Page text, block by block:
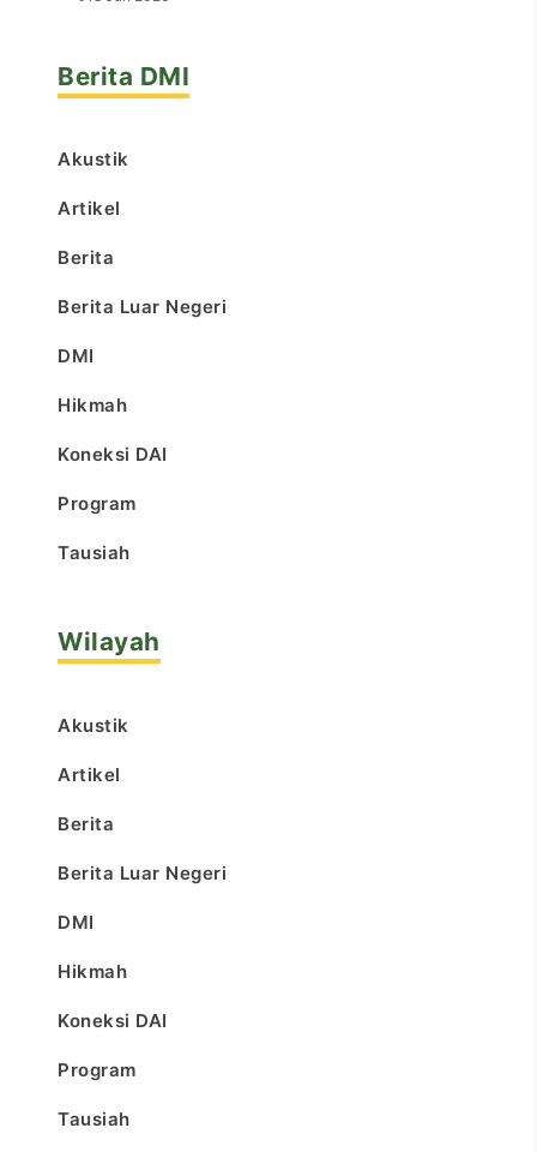
Berita DMI
Akustik
Artikel
Berita
Berita Luar Negeri
DMI
Hikmah
Koneksi DAI
Program
Tausiah
Wilayah
Akustik
Artikel
Berita
Berita Luar Negeri
DMI
Hikmah
Koneksi DAI
Program
Tausiah